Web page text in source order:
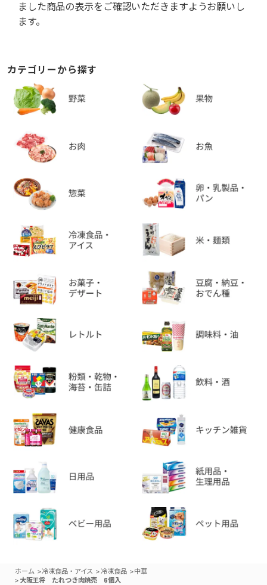
ました商品の表示をご確認いただきますようお願いし
ます。
カテゴリーから探す
ホーム >冷凍食品・アイス > 冷凍食品 >中華
> 大阪王将 たれつき肉焼売 6個入